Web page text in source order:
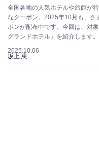
全国各地の人気ホテルや旅館が
なクーポン。2025年10月も、さ
ポンが配布中です。今回は、対
グランドホテル」を紹介します
2025.10.06
坂上 恵